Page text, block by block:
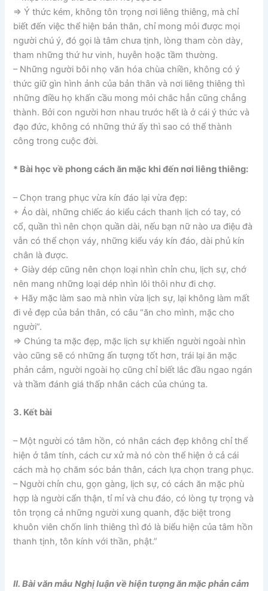
=> Ý thức kém, không tôn trọng nơi liêng thiêng, mà chỉ
biết đến việc thể hiện bản thân, chỉ mong mỏi được mọi
người chú ý, đó gọi là tâm chưa tịnh, lòng tham còn dày,
tham những thứ hư vinh, huyễn hoặc tầm thường.
– Những người bôi nhọ văn hóa chùa chiền, không có ý
thức giữ gìn hình ảnh của bản thân và nơi liêng thiêng thì
những điều họ khấn cầu mong mỏi chắc hẳn cũng chẳng
thành. Bởi con người hơn nhau trước hết là ở cái ý thức và
đạo đức, không có những thứ ấy thì sao có thể thành
công trong cuộc đời.
* Bài học về phong cách ăn mặc khi đến nơi liêng thiêng:
– Chọn trang phục vừa kín đáo lại vừa đẹp:
+ Áo dài, những chiếc áo kiểu cách thanh lịch có tay, có
cổ, quần thì nên chọn quần dài, nếu bạn nữ nào ưa điệu đà
vẫn có thể chọn váy, những kiểu váy kín đáo, dài phủ kín
chân là được.
+ Giày dép cũng nên chọn loại nhìn chỉn chu, lịch sự, chớ
nên mang những loại dép nhìn lôi thôi như đi chợ.
+ Hãy mặc làm sao mà nhìn vừa lịch sự, lại không làm mất
đi vẻ đẹp của bản thân, có câu “ăn cho mình, mặc cho
người”.
=> Chúng ta mặc đẹp, mặc lịch sự khiến người ngoài nhìn
vào cũng sẽ có những ấn tượng tốt hơn, trái lại ăn mặc
phản cảm, người ngoài họ cũng chỉ biết lắc đầu ngao ngán
và thầm đánh giá thấp nhân cách của chúng ta.
3. Kết bài
– Một người có tâm hồn, có nhân cách đẹp không chỉ thể
hiện ở tâm tính, cách cư xử mà nó còn thể hiện ở cả cái
cách mà họ chăm sóc bản thân, cách lựa chọn trang phục.
– Người chỉn chu, gọn gàng, lịch sự, có cách ăn mặc phù
hợp là người cẩn thận, tỉ mỉ và chu đáo, có lòng tự trọng và
tôn trọng cả những người xung quanh, đặc biệt trong
khuôn viên chốn linh thiêng thì đó là biểu hiện của tâm hồn
thanh tịnh, tôn kính với thần, phật.”
II. Bài văn mẫu Nghị luận về hiện tượng ăn mặc phản cảm